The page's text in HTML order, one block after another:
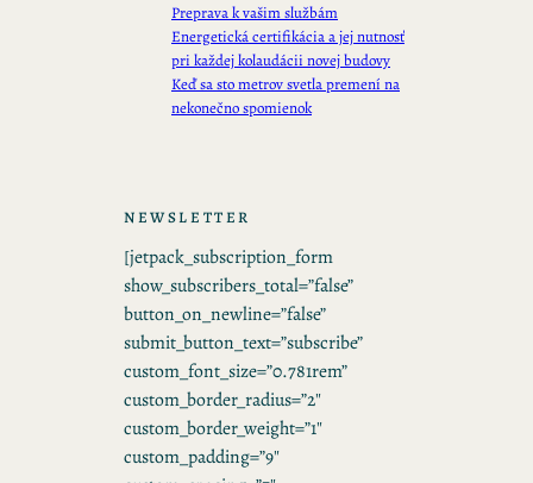
Preprava k vašim službám
Energetická certifikácia a jej nutnosť
pri každej kolaudácii novej budovy
Keď sa sto metrov svetla premení na
nekonečno spomienok
NEWSLETTER
[jetpack_subscription_form
show_subscribers_total=”false”
button_on_newline=”false”
submit_button_text=”subscribe”
custom_font_size=”0.781rem”
custom_border_radius=”2″
custom_border_weight=”1″
custom_padding=”9″